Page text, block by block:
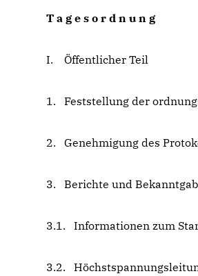
T a g e s o r d n u n g
I. Öffentlicher Teil
1. Feststellung der
2. Genehmigung des
3. Berichte und
3.1. Informationen zum
3.2.